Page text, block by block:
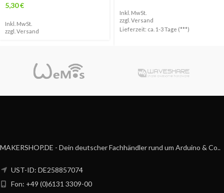
5,30€
Inkl. MwSt.
zzgl. Versand
Inkl. MwSt.
zzgl. Versand
Lieferzeit: ca. 1-3 Tage (***)
MAKERSHOP.DE - Dein deutscher Fachhändler rund um Arduino & Co..
UST-ID: DE258857074
Fon: +49 (0)6131 3309-00